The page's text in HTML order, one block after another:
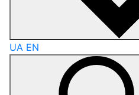
UA EN